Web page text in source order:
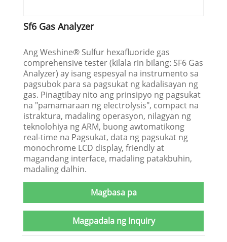
Sf6 Gas Analyzer
Ang Weshine® Sulfur hexafluoride gas
comprehensive tester (kilala rin bilang: SF6 Gas
Analyzer) ay isang espesyal na instrumento sa
pagsubok para sa pagsukat ng kadalisayan ng
gas. Pinagtibay nito ang prinsipyo ng pagsukat
na "pamamaraan ng electrolysis", compact na
istraktura, madaling operasyon, nilagyan ng
teknolohiya ng ARM, buong awtomatikong
real-time na Pagsukat, data ng pagsukat ng
monochrome LCD display, friendly at
magandang interface, madaling patakbuhin,
madaling dalhin.
Magbasa pa
Magpadala ng Inquiry